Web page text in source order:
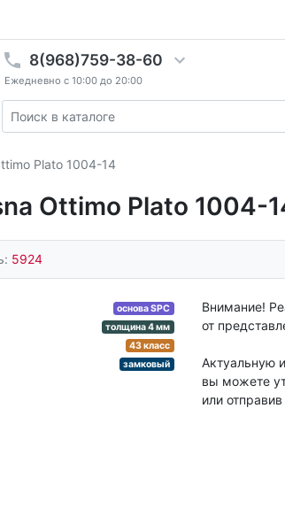
8(968)759-38-60
Ежедневно с 10:00 до 20:00
Plato 1004-14
Ottimo Plato 1004-
5924
основа SPC
толщина 4 мм
43 класс
замковый
Внимание!
от
Актуальную
вы можете
или